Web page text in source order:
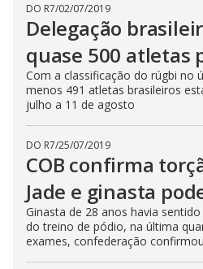
DO R7/02/07/2019
Delegação
quase 500 atletas
Com a classificação do rúgbi no
menos 491 atletas brasileiros
julho a 11 de agosto
DO R7/25/07/2019
COB confirma
Jade e ginasta
Ginasta de 28 anos havia
do treino de pódio, na última
exames, confederação